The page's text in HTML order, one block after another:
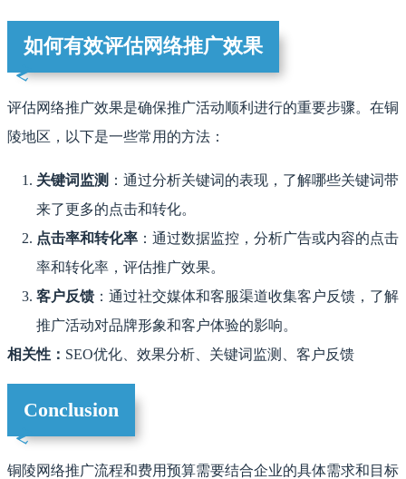
如何有效评估网络推广效果
评估网络推广效果是确保推广活动顺利进行的重要步骤。在铜
陵地区，以下是一些常用的方法：
关键词监测 ：通过分析关键词的表现，了解哪些关键词带
来了更多的点击和转化。
点击率和转化率 ：通过数据监控，分析广告或内容的点击
率和转化率，评估推广效果。
客户反馈 ：通过社交媒体和客服渠道收集客户反馈，了解
推广活动对品牌形象和客户体验的影响。
相关性： SEO优化、效果分析、关键词监测、客户反馈
Conclusion
铜陵网络推广流程和费用预算需要结合企业的具体需求和目标